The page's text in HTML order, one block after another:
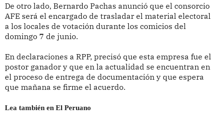
De otro lado, Bernardo Pachas anunció que el consorcio
AFE será el encargado de trasladar el material electoral
a los locales de votación durante los comicios del
domingo 7 de junio.
En declaraciones a RPP, precisó que esta empresa fue el
postor ganador y que en la actualidad se encuentran en
el proceso de entrega de documentación y que espera
que mañana se firme el acuerdo.
Lea también en El Peruano